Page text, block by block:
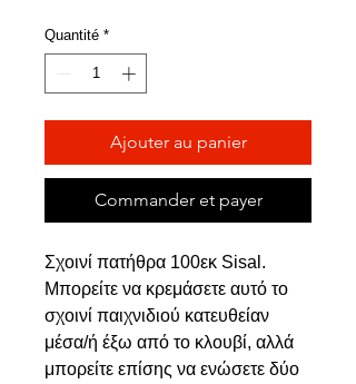
Quantité *
Ajouter au panier
Commander et payer
Σχοινί πατήθρα 100εκ Sisal.
Μπορείτε να κρεμάσετε αυτό το
σχοινί παιχνιδιού κατευθείαν
μέσα/ή έξω από το κλουβί, αλλά
μπορείτε επίσης να ενώσετε δύο